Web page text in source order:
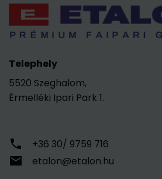
Telephely
5520 Szeghalom,
Érmelléki Ipari Park 1.
+36 30/ 9759 716
etalon@etalon.hu